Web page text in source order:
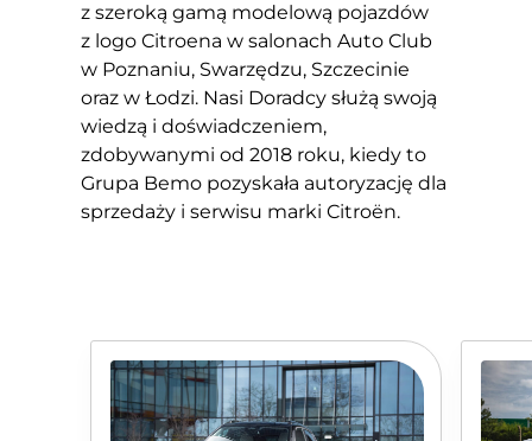
z szeroką gamą modelową pojazdów
z logo Citroena w salonach Auto Club
w Poznaniu, Swarzędzu, Szczecinie
oraz w Łodzi. Nasi Doradcy służą swoją
wiedzą i doświadczeniem,
zdobywanymi od 2018 roku, kiedy to
Grupa Bemo pozyskała autoryzację dla
sprzedaży i serwisu marki Citroën.